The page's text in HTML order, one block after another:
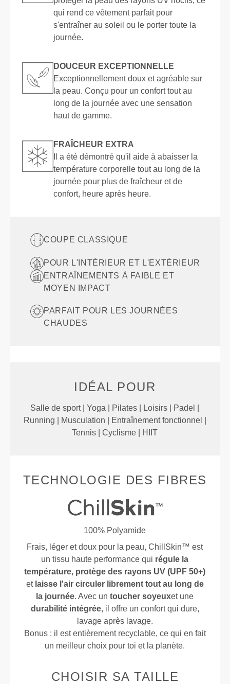
qui rend ce vêtement parfait pour
s'entraîner au soleil ou le porter toute la
journée.
DOUCEUR EXCEPTIONNELLE
Exceptionnellement doux et agréable sur
la peau. Conçu pour un confort tout au
long de la journée avec une sensation
haut de gamme.
FRAÎCHEUR EXTRA
Il a été démontré qu'il aide à abaisser la
température corporelle tout au long de la
journée pour plus de fraîcheur et de
confort, heure après heure.
COUPE CLASSIQUE
POUR L'INTÉRIEUR ET L'EXTÉRIEUR
ENTRAÎNEMENTS À FAIBLE ET
MOYEN IMPACT
PARFAIT POUR LES JOURNÉES
CHAUDES
IDÉAL POUR
Salle de sport | Yoga | Pilates | Loisirs | Padel |
Running | Musculation | Entraînement fonctionnel |
Tennis | Cyclisme | HIIT
TECHNOLOGIE DES FIBRES
100% Polyamide
Frais, léger et doux pour la peau, ChillSkin™ est
un tissu haute performance qui régule la
température, protège des rayons UV (UPF 50+)
et laisse l'air circuler librement tout au long de
la journée. Avec untoucher soyeuxet une
durabilité intégrée, il offre un confort qui dure,
lavage après lavage.
Bonus : il est entièrement recyclable, ce qui en fait
un meilleur choix pour toi et la planète.
CHOISIR SA TAILLE